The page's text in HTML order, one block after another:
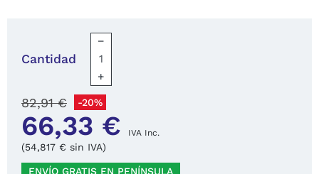
Cantidad
−
+
66,33 € IVA Inc.
82,91 € -20%
(54,817 € sin IVA)
ENVÍO GRATIS EN PENÍNSULA